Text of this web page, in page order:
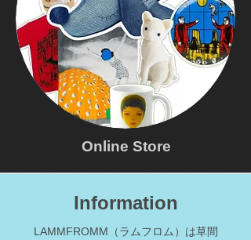
Online Store
Information
LAMMFROMM（ラムフロム）は草間